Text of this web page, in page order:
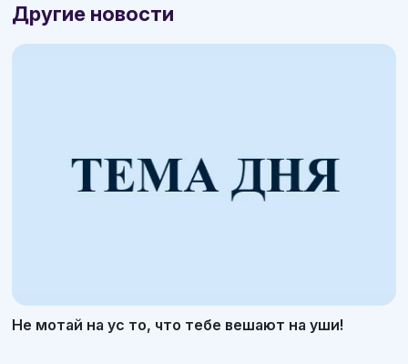
Другие новости
Не мотай на ус то, что тебе вешают на уши!